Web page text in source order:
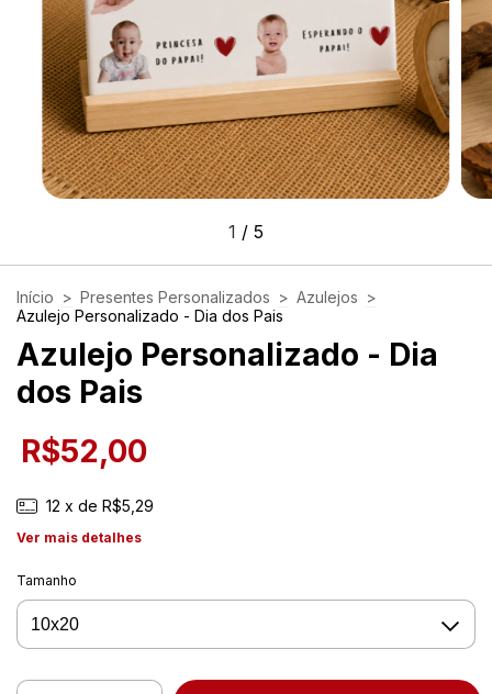
1 / 5
Início > Presentes Personalizados > Azulejos >
Azulejo Personalizado - Dia dos Pais
Azulejo Personalizado - Dia
dos Pais
R$52,00
12 x de R$5,29
Ver mais detalhes
Tamanho